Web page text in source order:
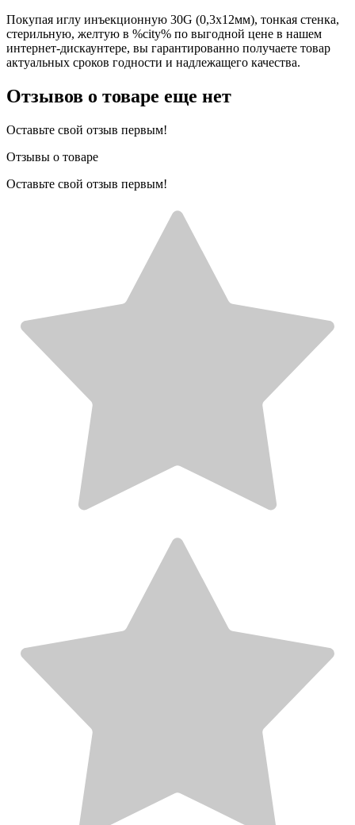
Покупая иглу инъекционную 30G (0,3х12мм), тонкая стенка,
стерильную, желтую в %city% по выгодной цене в нашем
интернет-дискаунтере, вы гарантированно получаете товар
актуальных сроков годности и надлежащего качества.
Отзывов о товаре еще нет
Оставьте свой отзыв первым!
Отзывы о товаре
Оставьте свой отзыв первым!